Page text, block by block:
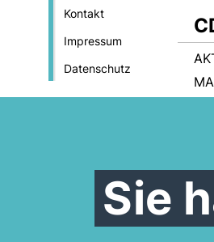
Kontakt
Impressum
Datenschutz
Sie